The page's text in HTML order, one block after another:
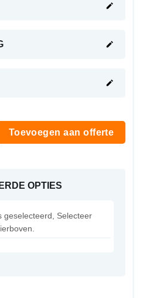
Toevoegen aan offerte
OPTIES
geselecteerd, Selecteer